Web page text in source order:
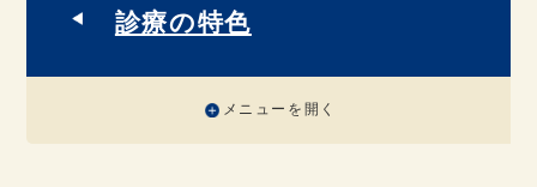
診療の特色
メニューを開く